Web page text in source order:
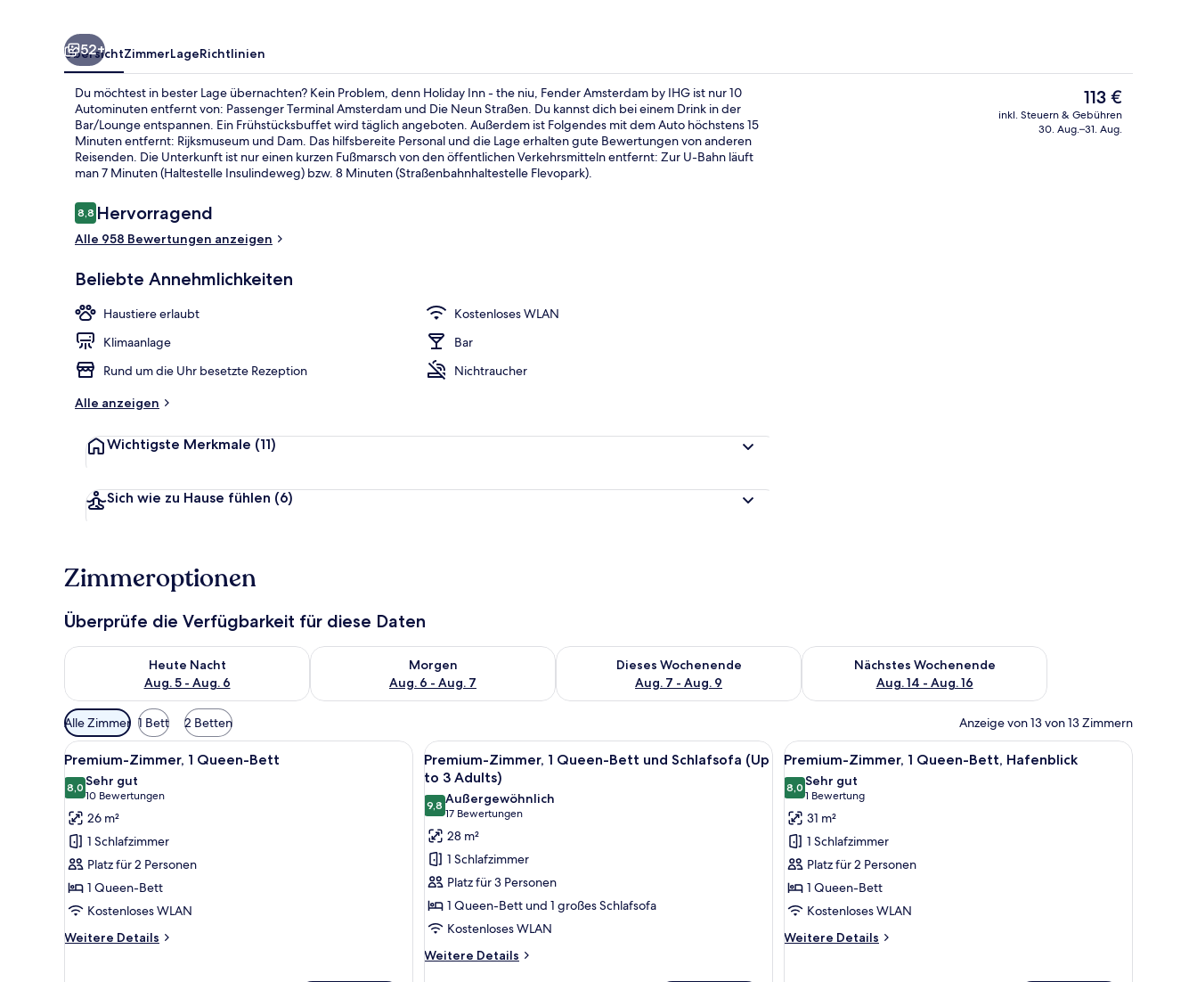
Außenbereich Zimmersafe, laptopgeeigneter
52+
ÜbersichtZimmerLageRichtlinien
Du möchtest in bester Lage übernachten? Kein Problem, denn Holiday Inn - the niu, Fender Amsterdam by IHG ist nur 10
Autominuten entfernt von: Passenger Terminal Amsterdam und Die Neun Straßen. Du kannst dich bei einem Drink in der
Bar/Lounge entspannen. Ein Frühstücksbuffet wird täglich angeboten. Außerdem ist Folgendes mit dem Auto höchstens 15
Minuten entfernt: Rijksmuseum und Dam. Das hilfsbereite Personal und die Lage erhalten gute Bewertungen von anderen
Reisenden. Die Unterkunft ist nur einen kurzen Fußmarsch von den öffentlichen Verkehrsmitteln entfernt: Zur U-Bahn läuft
man 7 Minuten (Haltestelle Insulindeweg) bzw. 8 Minuten (Straßenbahnhaltestelle Flevopark).
Bewertungen
8,88,8 von 10.
Hervorragend
Alle 958 Bewertungen anzeigen
Beliebte Annehmlichkeiten
Haustiere erlaubt
Kostenloses WLAN
Klimaanlage
Bar
Rund um die Uhr besetzte Rezeption
Nichtraucher
Alle anzeigen
Wichtigste Merkmale (11)
Sich wie zu Hause fühlen (6)
Der
aktuelle
Preis
113 €
inkl. Steuern & Gebühren
30. Aug.–31. Aug.
Zimmeroptionen
Überprüfe die Verfügbarkeit für diese Daten
Heute Nacht
Aug. 5 - Aug. 6
Überprüfe die Verfügbarkeit für heute Nacht, Aug. 5 - Aug. 6.
Morgen
Aug. 6 - Aug. 7
Überprüfe die Verfügbarkeit für morgen, Aug. 6 - Aug. 7.
Dieses Wochenende
Aug. 7 - Aug. 9
Überprüfe die Verfügbarkeit für dieses Wochenende, Aug. 7 - Aug. 9.
Nächstes Wochenende
Aug. 14 - Aug. 16
Überprüfe die Verfügbarkeit für nächstes Wochenende, Aug.
Verfügbare
Filter
für
Zimmer
Alle Zimmer 1 Bett 2 Betten Anzeige von 13 von 13 Zimmern
Alle
Fotos
für
Premium-
Zimmer,
Queen-
Bett
anzeigen
Ein Hotelzimmer mit großem Fenster und Blick auf die Stadt, einem kleinen Tisch, zwei Stühlen und einem Fernseher.
9
Premium-Zimmer, 1 Queen-Bett
8,08,0 von 10
Sehr gut
10 Bewertungen
(10
Bewertungen)
26 m²
1 Schlafzimmer
Platz für 2 Personen
1 Queen-Bett
Kostenloses WLAN
Weitere Details
Weitere
Alle
Fotos
für
Premium-
Zimmer,
1 Queen-
Bett
und
Schlafsofa
(Up
to
Ein Hotelzimmer mit zwei Betten, einem Schreibtisch, einem Sessel, einem Fernseher und einem großen Fenster.
10
Premium-Zimmer, 1 Queen-Bett und Schlafsofa (Up
to 3 Adults)
9,89,8 von 10
Außergewöhnlich
17 Bewertungen
(17
Bewertungen)
28 m²
1 Schlafzimmer
Platz für 3 Personen
1 Queen-Bett und 1 großes Schlafsofa
Kostenloses WLAN
Weitere Details
Weitere
Alle
Fotos
für
Premium-
Zimmer,
Queen-
Bett,
Hafenblick
anzeigen
Ein Hotelzimmer mit großem Fenster und
10
Premium-Zimmer, 1 Queen-Bett, Hafenblick
8,08,0 von 10
Sehr gut
1 Bewertung
(1
Bewertung)
31 m²
1 Schlafzimmer
Platz für 2 Personen
1 Queen-Bett
Kostenloses WLAN
Weitere Details
Weitere